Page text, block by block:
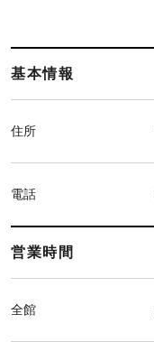
基本情報
住所
電話
営業時間
全館